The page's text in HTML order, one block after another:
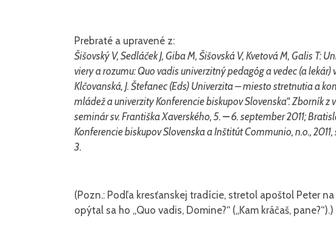
Prebraté a upravené z:
Šišovský V, Sedláček J, Giba M, Šišovská V, Kvetová M, Galis
viery a rozumu:Quo vadis univerzitný pedagóg a vedec (a lekár)
Klčovanská, J. Štefanec (Eds) Univerzita – miesto stretnutia a
mládež a univerzity Konferencie biskupov Slovenska“. Zborník z
seminár sv. Františka Xaverského, 5. –6. september 2011;
Konferencie biskupov Slovenska a Inštitút Communio, n.o.,
3.
(Pozn.: Podľa kresťanskej tradície, stretol apoštol Peter
opýtal sa ho „Quo vadis, Domine?“ („Kam kráčaš, pane?“).)